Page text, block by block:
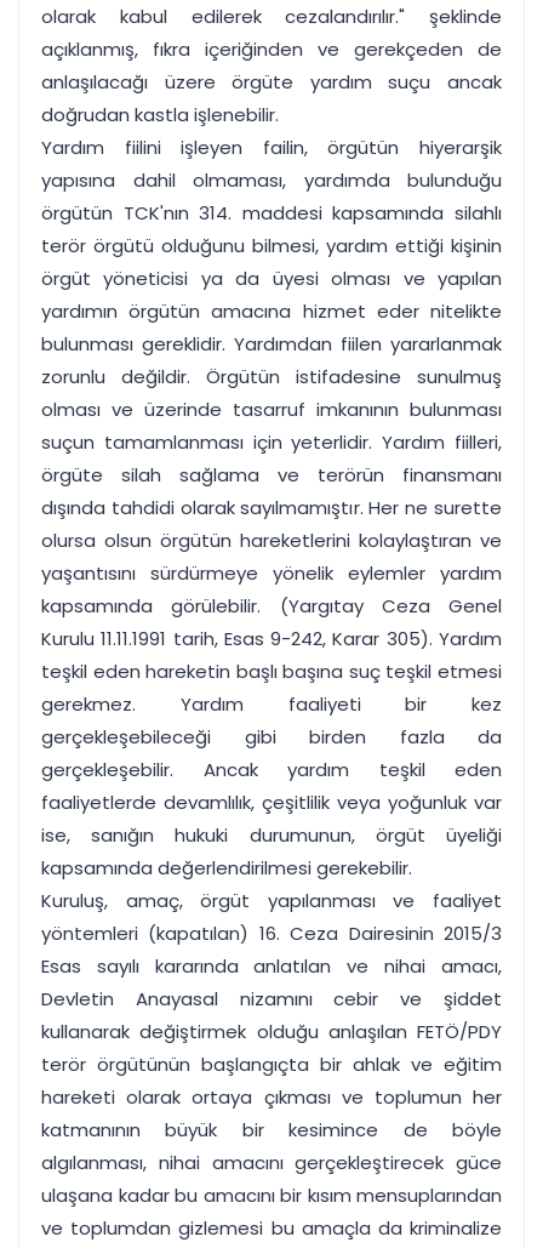
olarak kabul edilerek cezalandırılır." şeklinde
açıklanmış, fıkra içeriğinden ve gerekçeden de
anlaşılacağı üzere örgüte yardım suçu ancak
doğrudan kastla işlenebilir.
Yardım fiilini işleyen failin, örgütün hiyerarşik
yapısına dahil olmaması, yardımda bulunduğu
örgütün TCK'nın 314. maddesi kapsamında silahlı
terör örgütü olduğunu bilmesi, yardım ettiği kişinin
örgüt yöneticisi ya da üyesi olması ve yapılan
yardımın örgütün amacına hizmet eder nitelikte
bulunması gereklidir. Yardımdan fiilen yararlanmak
zorunlu değildir. Örgütün istifadesine sunulmuş
olması ve üzerinde tasarruf imkanının bulunması
suçun tamamlanması için yeterlidir. Yardım fiilleri,
örgüte silah sağlama ve terörün finansmanı
dışında tahdidi olarak sayılmamıştır. Her ne surette
olursa olsun örgütün hareketlerini kolaylaştıran ve
yaşantısını sürdürmeye yönelik eylemler yardım
kapsamında görülebilir. (Yargıtay Ceza Genel
Kurulu 11.11.1991 tarih, Esas 9-242, Karar 305). Yardım
teşkil eden hareketin başlı başına suç teşkil etmesi
gerekmez. Yardım faaliyeti bir kez
gerçekleşebileceği gibi birden fazla da
gerçekleşebilir. Ancak yardım teşkil eden
faaliyetlerde devamlılık, çeşitlilik veya yoğunluk var
ise, sanığın hukuki durumunun, örgüt üyeliği
kapsamında değerlendirilmesi gerekebilir.
Kuruluş, amaç, örgüt yapılanması ve faaliyet
yöntemleri (kapatılan) 16. Ceza Dairesinin 2015/3
Esas sayılı kararında anlatılan ve nihai amacı,
Devletin Anayasal nizamını cebir ve şiddet
kullanarak değiştirmek olduğu anlaşılan FETÖ/PDY
terör örgütünün başlangıçta bir ahlak ve eğitim
hareketi olarak ortaya çıkması ve toplumun her
katmanının büyük bir kesimince de böyle
algılanması, nihai amacını gerçekleştirecek güce
ulaşana kadar bu amacını bir kısım mensuplarından
ve toplumdan gizlemesi bu amaçla da kriminalize